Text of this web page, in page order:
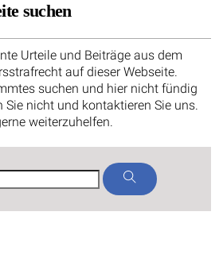
suchen
Urteile und Beiträge aus dem
auf dieser Webseite.
suchen und hier nicht fündig
Sie nicht und kontaktieren Sie uns.
weiterzuhelfen.